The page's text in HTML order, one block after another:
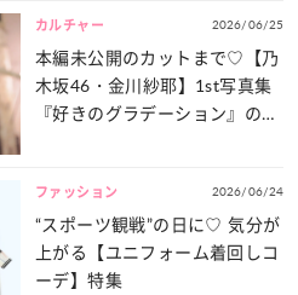
カルチャー 2026/06/25
本編未公開のカットまで♡【乃
木坂46・金川紗耶】1st写真集
『好きのグラデーション』の魅
ファッション 2026/06/24
“スポーツ観戦”の日に♡ 気分が
上がる【ユニフォーム着回しコ
ーデ】特集